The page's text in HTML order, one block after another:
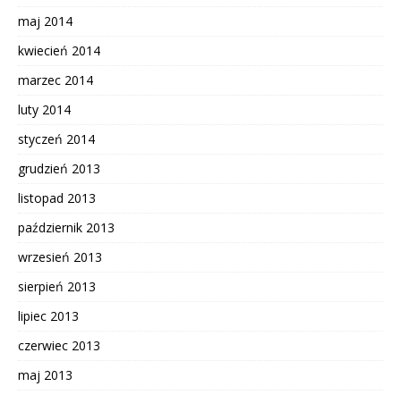
maj 2014
kwiecień 2014
marzec 2014
luty 2014
styczeń 2014
grudzień 2013
listopad 2013
październik 2013
wrzesień 2013
sierpień 2013
lipiec 2013
czerwiec 2013
maj 2013